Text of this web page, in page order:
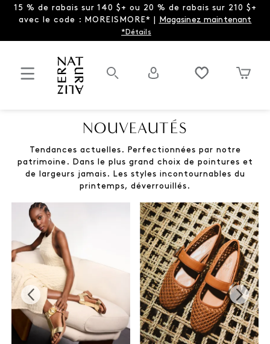
15 % de rabais sur 140 $+ ou 20 % de rabais sur 210 $+
avec le code : MOREISMORE* | Magasinez maintenant
*Détails
NOUVEAUTÉS
Tendances actuelles. Perfectionnées par notre
patrimoine. Dans le plus grand choix de pointures et
de largeurs jamais. Les styles incontournables du
printemps, déverrouillés.